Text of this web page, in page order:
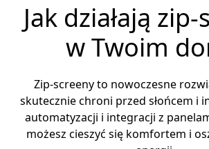
Jak działają
w Twoim
Zip-screeny to nowoczesne
skutecznie chroni przed słońcem i
automatyzacji i integracji z
możesz cieszyć się komfortem i